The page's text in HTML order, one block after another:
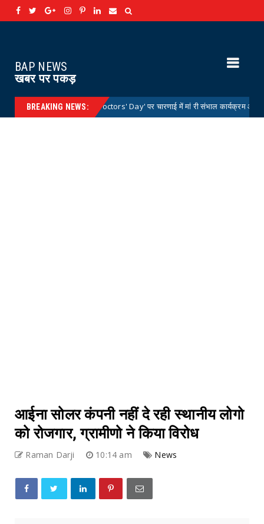
BAP NEWS
खबर पर पकड़
BREAKING NEWS:
डे 'National Doctors' Day' पर चारणाई में मां री संभाल कार्यक्रम आयोजित News
आईना सोलर कंपनी नहीं दे रही स्थानीय लोगो
को रोजगार, ग्रामीणो ने किया विरोध
Raman Darji 10:14 am News